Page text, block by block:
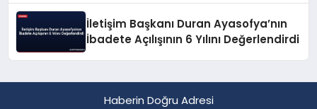
İletişim Başkanı Duran Ayasofya’nın
İbadete Açılışının 6 Yılını Değerlendirdi
Haberin Doğru Adresi